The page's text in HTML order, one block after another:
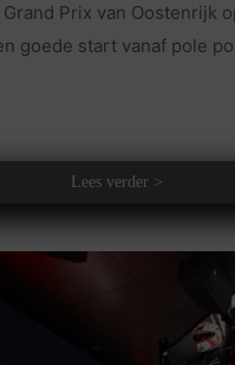
Prix van Oostenrijk
goede start vanaf pole
Lees verder >